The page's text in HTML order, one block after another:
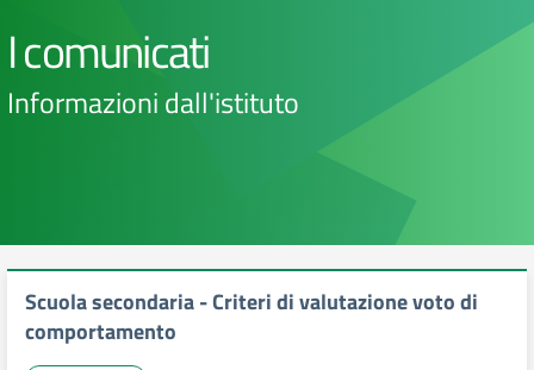
I comunicati
Informazioni dall'istituto
Scuola secondaria - Criteri di valutazione voto di
comportamento